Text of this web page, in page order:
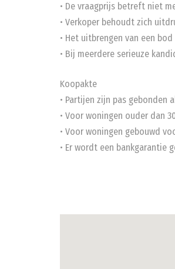
• De vraagprijs betreft niet
• Verkoper behoudt zich
• Het uitbrengen van een
• Bij meerdere serieuze
Koopakte
• Partijen zijn pas
• Voor woningen ouder dan
• Voor woningen gebouwd
• Er wordt een bankgarantie